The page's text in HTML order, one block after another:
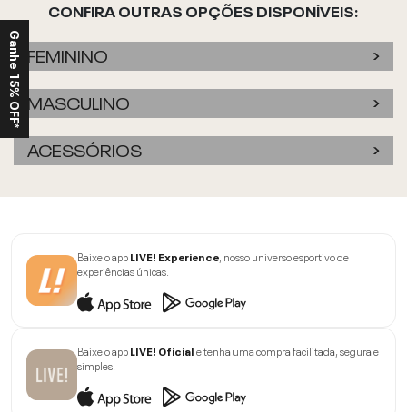
CONFIRA OUTRAS OPÇÕES DISPONÍVEIS:
FEMININO
MASCULINO
ACESSÓRIOS
Baixe o appLIVE! Experience, nosso universo esportivo de
experiências únicas.
Baixe o appLIVE! Oficiale tenha uma compra facilitada, segura e
simples.
Ganhe 15% OFF*